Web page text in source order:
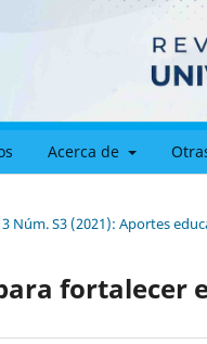
Acerca de
Núm. S3 (2021): Aportes
fortalecer